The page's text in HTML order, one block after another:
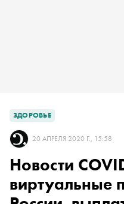
ЗДОРОВЬЕ
20 АПРЕЛЯ 2020 Г., 15:58
Новости
виртуальные